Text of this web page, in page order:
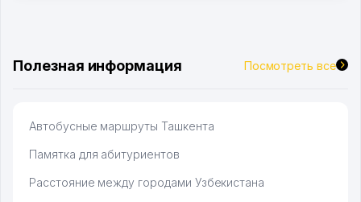
Полезная информация Посмотреть все
Автобусные маршруты Ташкента
Памятка для абитуриентов
Расстояние между городами Узбекистана